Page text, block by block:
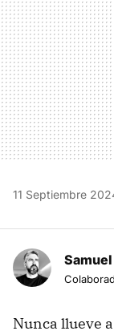
11 Septiembre
Nunca llueve